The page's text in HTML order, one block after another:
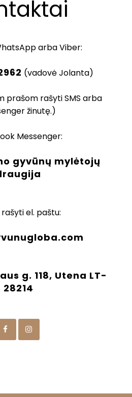
arba Viber:
(vadovė Jolanta)
prašom rašyti SMS arba
žinutę.)
Messenger:
gyvūnų mylėtojų
el. paštu:
g. 118, Utena LT-
28214